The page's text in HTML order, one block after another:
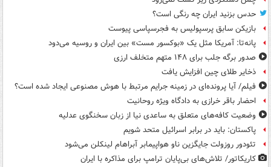
حدس بزنید ایران چه رنگی است؟
بازیکن سابق پرسپولیس به فجرسپاسی پیوست
پانه‌تا: آمریکا مثل یک «بوکسور مست» بین ایران و روسیه می‌دود
صدور برگه جلب برای ۱۴۸ متهم متخلف ارزی
ذخایر طلای چین افزایش یافت
فیلم/ آیا پرونده‌ای در زمینه جرایم مرتبط با هوش مصنوعی ایجاد شده است؟
احضار باقر خرازی به دادگاه ویژه روحانیت
وضعیت کافه‌های متعلق به ساعدی نیا از زبان سخنگوی عدلیه
پاکستان: باید در برابر اسرائیل متحد شویم
تئودور روزولت جایگزین ناو هواپیمابر آبراهام لینکلن می‌شود
کاریکاتور/ تلاش‌های بی‌پایان ترامپ برای مذاکره با ایران